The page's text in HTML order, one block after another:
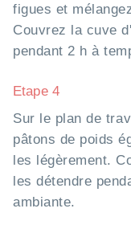
figues et
Couvrez la cuve
pendant 2 h à
Etape 4
Sur le plan de
pâtons de poids
les légèrement.
les détendre
ambiante.